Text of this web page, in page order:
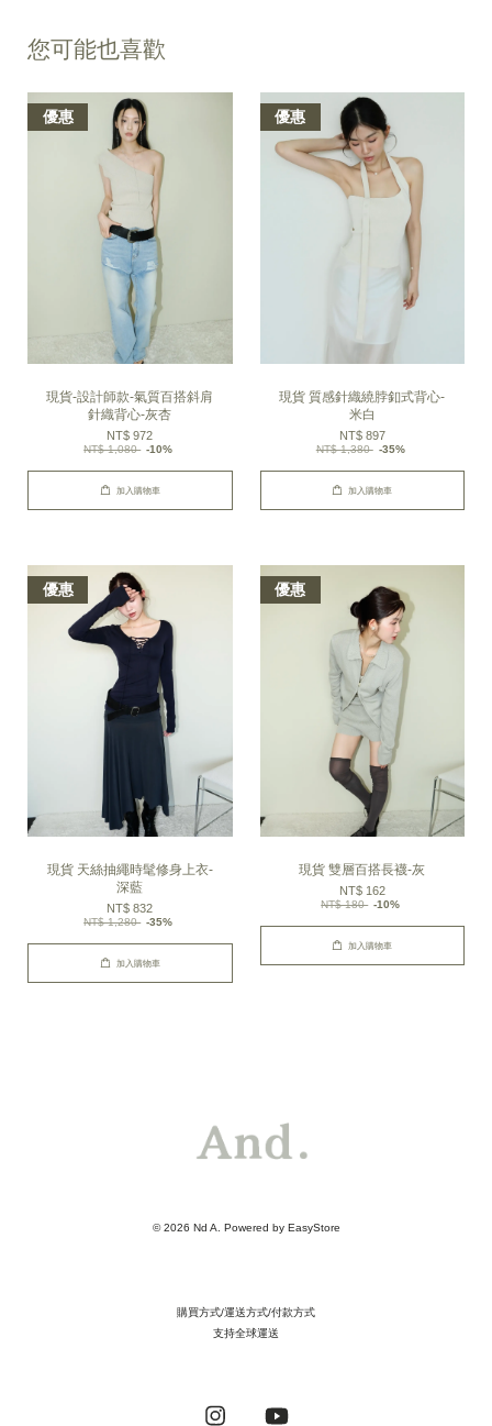
您可能也喜歡
優惠
現貨-設計師款-氣質百搭斜肩
針織背心-灰杏
NT$ 972
NT$ 1,080 -10%
加入購物車
優惠
現貨 質感針織繞脖釦式背心-
米白
NT$ 897
NT$ 1,380 -35%
加入購物車
優惠
現貨 天絲抽繩時髦修身上衣-
深藍
NT$ 832
NT$ 1,280 -35%
加入購物車
優惠
現貨 雙層百搭長襪-灰
NT$ 162
NT$ 180 -10%
加入購物車
© 2026 Nd A. Powered by EasyStore
購買方式/運送方式/付款方式
支持全球運送
Instagram